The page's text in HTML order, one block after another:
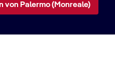
von Palermo (Monreale)